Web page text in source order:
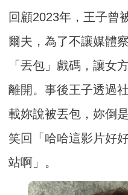
回顧2023年，王子曾
爾夫，為了不讓媒體
「丟包」戲碼，讓女
離開。事後王子透過
載妳說被丟包，妳倒
笑回「哈哈這影片好
站啊」。